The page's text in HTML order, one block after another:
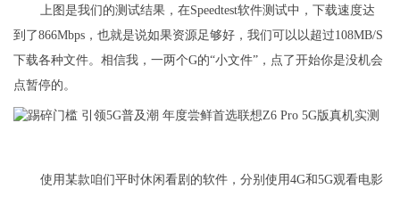
上图是我们的测试结果，在Speedtest软件测试中，下载速度达
到了866Mbps，也就是说如果资源足够好，我们可以以超过108MB/S
下载各种文件。相信我，一两个G的“小文件”，点了开始你是没机会
点暂停的。
使用某款咱们平时休闲看剧的软件，分别使用4G和5G观看电影